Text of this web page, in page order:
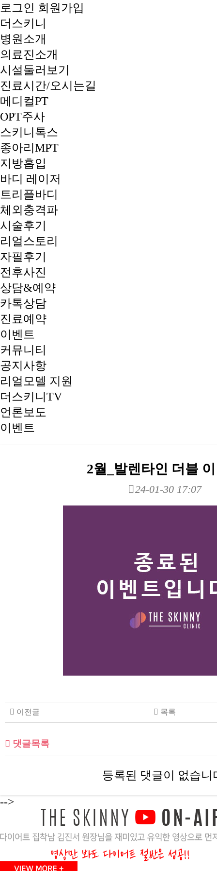
로그인 회원가입
더스키니
병원소개
의료진소개
시설둘러보기
진료시간/오시는길
메디컬PT
OPT주사
스키니톡스
종아리MPT
지방흡입
바디 레이저
트리플바디
체외충격파
시술후기
리얼스토리
자필후기
전후사진
상담&예약
카톡상담
진료예약
이벤트
커뮤니티
공지사항
리얼모델 지원
더스키니TV
언론보도
이벤트
2월_발렌타인 더블
24-01-30 17:07
이전글 목록
댓글목록
등록된 댓글이 없습니
-->